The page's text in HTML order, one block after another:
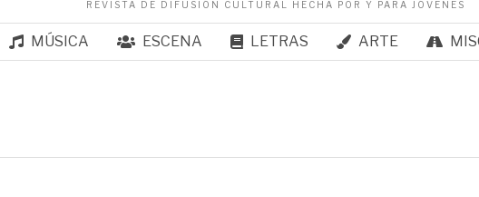
REVISTA DE DIFUSIÓN CULTURAL HECHA POR Y PARA JÓVENES
MÚSICA ESCENA LETRAS ARTE